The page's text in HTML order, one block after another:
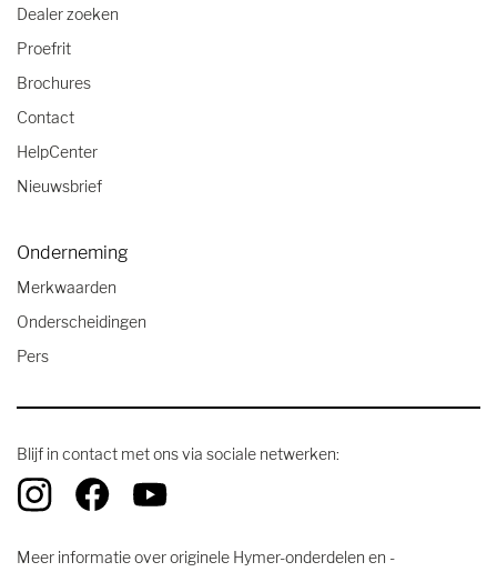
Dealer zoeken
Proefrit
Brochures
Contact
HelpCenter
Nieuwsbrief
Onderneming
Merkwaarden
Onderscheidingen
Pers
Blijf in contact met ons via sociale netwerken:
Meer informatie over originele Hymer-onderdelen en -